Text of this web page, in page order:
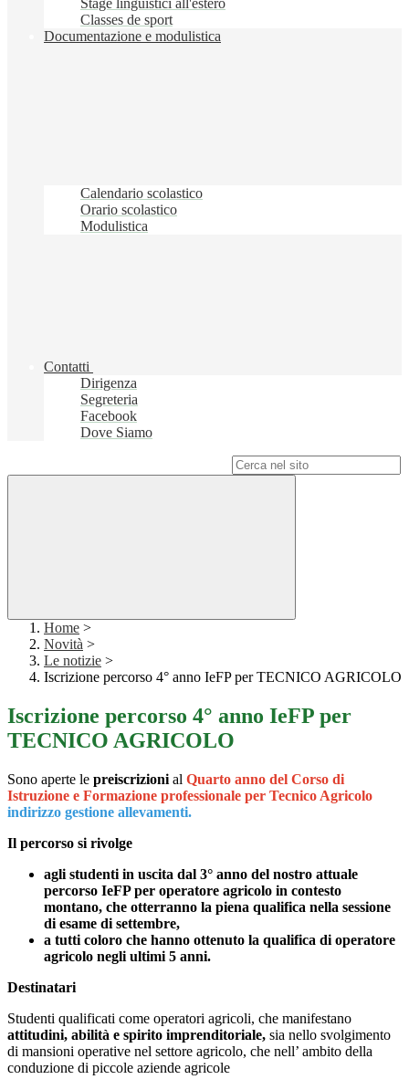
Stage linguistici all'estero
Classes de sport
Documentazione e modulistica
Calendario scolastico
Orario scolastico
Modulistica
Contatti
Dirigenza
Segreteria
Facebook
Dove Siamo
Home >
Novità >
Le notizie >
Iscrizione percorso 4° anno IeFP per TECNICO AGRICOLO
Iscrizione percorso 4° anno IeFP per
TECNICO AGRICOLO
Sono aperte le preiscrizioni al Quarto anno del Corso di
Istruzione e Formazione professionale per Tecnico Agricolo
indirizzo gestione allevamenti.
Il percorso si rivolge
agli studenti in uscita dal 3° anno del nostro attuale
percorso IeFP per operatore agricolo in contesto
montano, che otterranno la piena qualifica nella sessione
di esame di settembre,
a tutti coloro che hanno ottenuto la qualifica di operatore
agricolo negli ultimi 5 anni.
Destinatari
Studenti qualificati come operatori agricoli, che manifestano
attitudini, abilità e spirito imprenditoriale, sia nello svolgimento
di mansioni operative nel settore agricolo, che nell’ ambito della
conduzione di piccole aziende agricole